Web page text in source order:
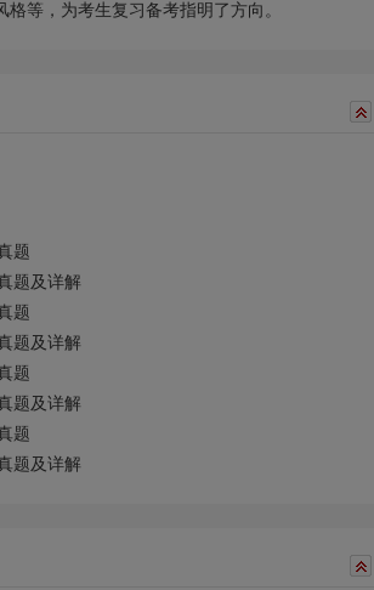
等，为考生复习备考指明了方向。
题
题及详解
题
题及详解
题
题及详解
题
题及详解